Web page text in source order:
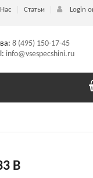
Статьи Login
8 (495) 150-17-45
info@vsespecshini.ru
B